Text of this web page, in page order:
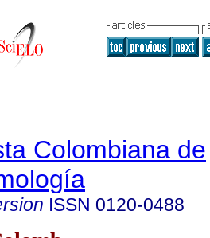
Colombiana de
ISSN 0120-0488